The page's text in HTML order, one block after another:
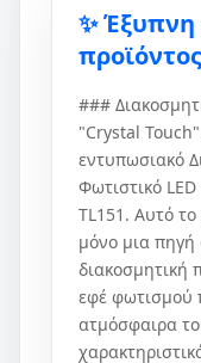
✨
προϊόντος
###
"Crystal
εντυπωσιακό
Φωτιστικό
TL151. Αυτό το
μόνο μια πηγή
διακοσμητική
εφέ φωτισμού
ατμόσφαιρα